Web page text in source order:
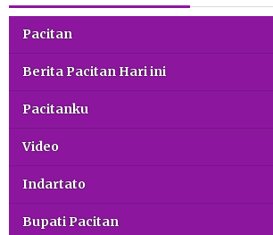
Pacitan
Berita Pacitan Hari ini
Pacitanku
Video
Indartato
Bupati Pacitan